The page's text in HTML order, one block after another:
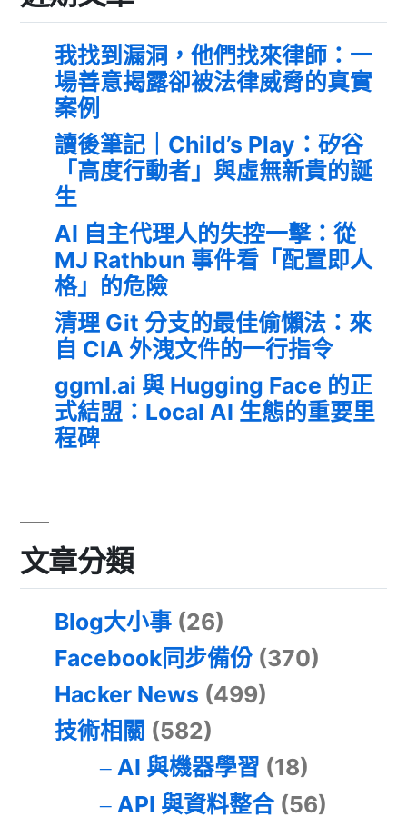
我找到漏洞，他們找來律師：一
場善意揭露卻被法律威脅的真實
案例
讀後筆記｜Child’s Play：矽谷
「高度行動者」與虛無新貴的誕
生
AI 自主代理人的失控一擊：從
MJ Rathbun 事件看「配置即人
格」的危險
清理 Git 分支的最佳偷懶法：來
自 CIA 外洩文件的一行指令
ggml.ai 與 Hugging Face 的正
式結盟：Local AI 生態的重要里
程碑
文章分類
Blog大小事 (26)
Facebook同步備份 (370)
Hacker News (499)
技術相關 (582)
AI 與機器學習 (18)
API 與資料整合(56)